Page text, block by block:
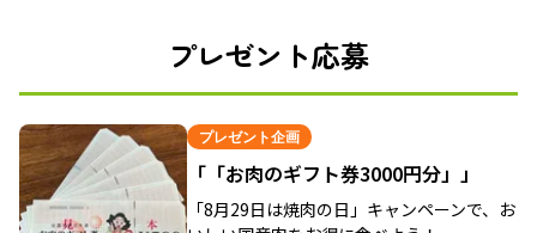
プレゼント応募
プレゼント企画
「「お肉のギフト券3000円分」」
「8月29日は焼肉の日」キャンペーンで、お